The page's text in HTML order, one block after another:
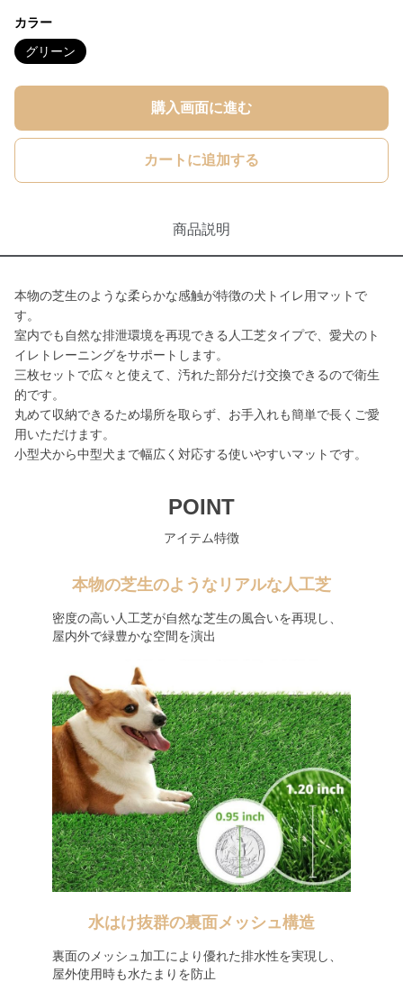
カラー
グリーン
購入画面に進む
カートに追加する
商品説明
本物の芝生のような柔らかな感触が特徴の犬トイレ用マットで
す。
室内でも自然な排泄環境を再現できる人工芝タイプで、愛犬のト
イレトレーニングをサポートします。
三枚セットで広々と使えて、汚れた部分だけ交換できるので衛生
的です。
丸めて収納できるため場所を取らず、お手入れも簡単で長くご愛
用いただけます。
小型犬から中型犬まで幅広く対応する使いやすいマットです。
POINT
アイテム特徴
本物の芝生のようなリアルな人工芝
密度の高い人工芝が自然な芝生の風合いを再現し、
屋内外で緑豊かな空間を演出
水はけ抜群の裏面メッシュ構造
裏面のメッシュ加工により優れた排水性を実現し、
屋外使用時も水たまりを防止